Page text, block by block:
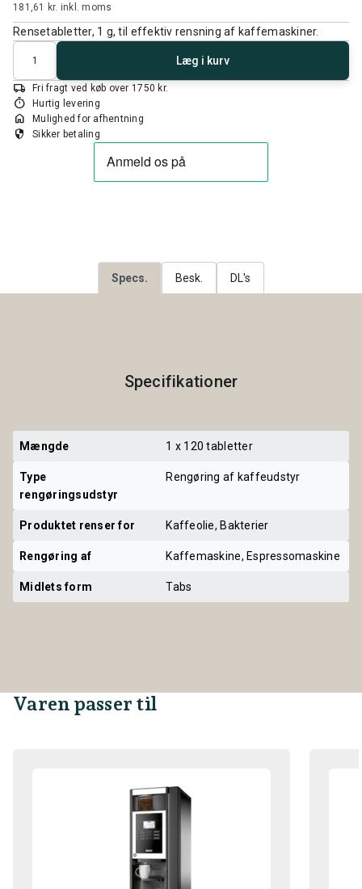
181,61 kr. inkl. moms
Rensetabletter, 1 g, til effektiv rensning af kaffemaskiner.
Antal
Læg i kurv
local_shipping Fri fragt ved køb over 1750 kr.
timer Hurtig levering
home Mulighed for afhentning
security Sikker betaling
Specs. Besk. DL's
Specifikationer
Mængde 1 x 120 tabletter
Type
rengøringsudstyr
Rengøring af kaffeudstyr
Produktet renser for Kaffeolie, Bakterier
Rengøring af Kaffemaskine, Espressomaskine
Midlets form Tabs
Varen passer til